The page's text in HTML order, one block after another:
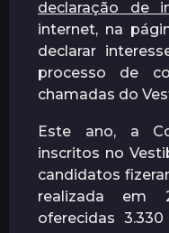
declaração de
internet, na
declarar
processo de
chamadas do
Este ano, a
inscritos no
candidatos
realizada em
oferecidas